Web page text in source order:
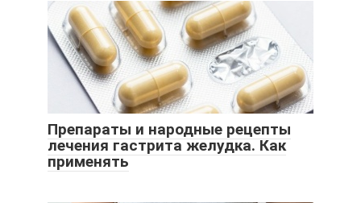
Препараты и народные рецепты
лечения гастрита желудка. Как
применять